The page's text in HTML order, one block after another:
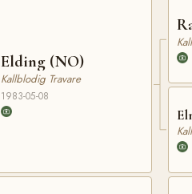
Elding (NO)
Kallblodig Travare
1983-05-08